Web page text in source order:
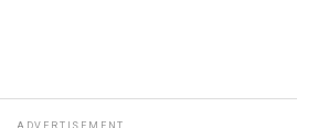
ADVERTISEMENT